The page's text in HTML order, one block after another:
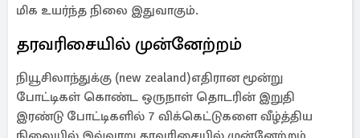
மிக உயர்ந்த நிலை இதுவாகும்.
தரவரிசையில் முன்னேற்றம்
நியூசிலாந்துக்கு (new zealand)எதிரான மூன்று
போட்டிகள் கொண்ட ஒருநாள் தொடரின் இறுதி
இரண்டு போட்டிகளில் 7 விக்கெட்டுகளை வீழ்த்திய